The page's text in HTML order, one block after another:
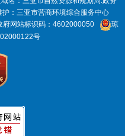
护：三亚市营商环境综合服务中心
府网站标识码： 4602000050
琼
号